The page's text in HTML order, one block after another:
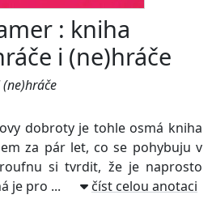
: kniha
i (ne)hráče
dobroty je tohle osmá kniha
za pár let, co se pohybuju v
si tvrdit, že je naprosto
je pro ...
číst celou anotaci